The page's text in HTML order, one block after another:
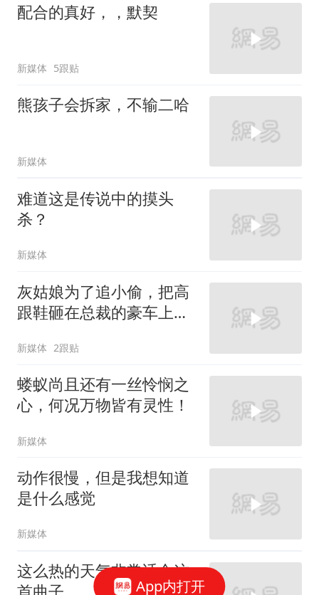
配合的真好，，默契
新媒体 5跟贴
熊孩子会拆家，不输二哈
新媒体
难道这是传说中的摸头
杀？
新媒体
灰姑娘为了追小偷，把高
跟鞋砸在总裁的豪车上，
新媒体 2跟贴
蝼蚁尚且还有一丝怜悯之
心，何况万物皆有灵性！
新媒体
动作很慢，但是我想知道
是什么感觉
新媒体
这么热的天气非常适合这
App内打开